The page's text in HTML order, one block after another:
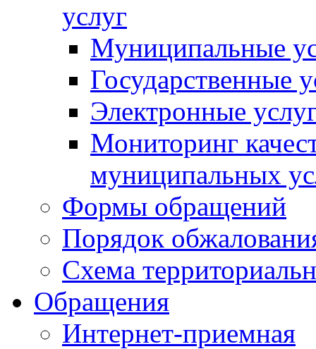
услуг
Муниципальные
Государственные
Электронные
Мониторинг
муниципальных
Формы обращений
Порядок
Схема
Обращения
Интернет-приемная